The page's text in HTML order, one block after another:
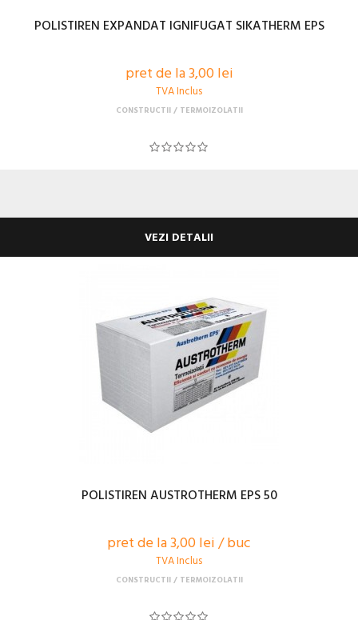
POLISTIREN EXPANDAT IGNIFUGAT SIKATHERM EPS
pret de la 3,00 lei
TVA Inclus
CONSTRUCTII TERMOIZOLATII
VEZI DETALII
POLISTIREN AUSTROTHERM EPS 50
pret de la 3,00 lei / buc
TVA Inclus
CONSTRUCTII TERMOIZOLATII